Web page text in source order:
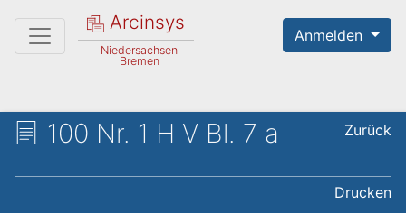
Arcinsys
Niedersachsen
Bremen
Anmelden
100 Nr. 1 H V Bl. 7 a Zurück
Drucken